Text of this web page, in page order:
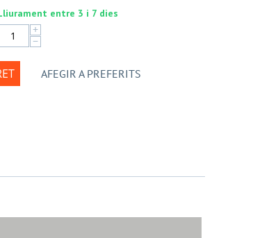
entre 3 i 7 dies
+
−
AFEGIR A PREFERITS